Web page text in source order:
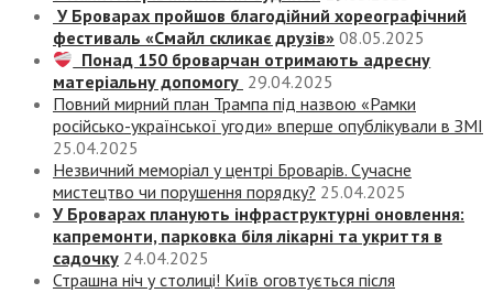
У Броварах пройшов благодійний хореографічний
фестиваль «Смайл скликає друзів» 08.05.2025
Понад 150 броварчан отримають адресну
матеріальну допомогу 29.04.2025
Повний мирний план Трампа під назвою «‎Рамки
російсько-української угоди» вперше опублікували в ЗМІ
25.04.2025
Незвичний меморіал у центрі Броварів. Сучасне
мистецтво чи порушення порядку? 25.04.2025
У Броварах планують інфраструктурні оновлення:
капремонти, парковка біля лікарні та укриття в
садочку 24.04.2025
Страшна ніч у столиці! Київ оговтується після